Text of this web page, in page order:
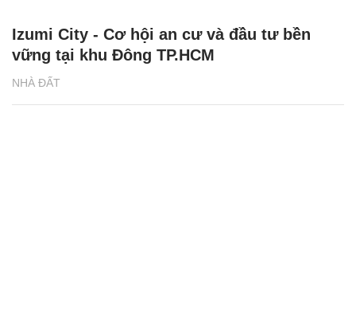
NHÀ ĐẤT
Izumi City - Cơ hội an cư và đầu tư bền
vững tại khu Đông TP.HCM